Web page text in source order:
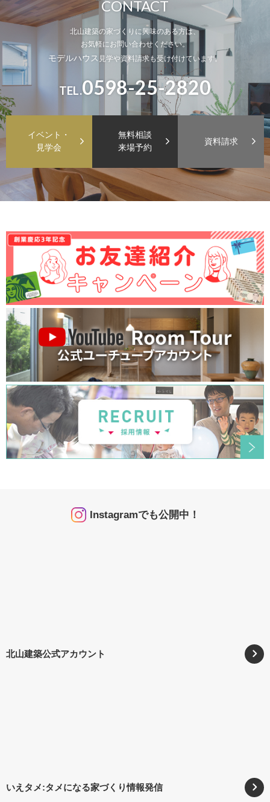
CONTACT
北山建築の家づくりに興味のある方は、
お気軽にお問い合わせください。
モデルハウス 見学や資料請求も受け付けています。
TEL.0598-25-2820
イベント・
見学会
無料相談
来場予約
資料請求
Instagramでも公開中！
北山建築公式アカウント
いえタメ:タメになる家づくり情報発信